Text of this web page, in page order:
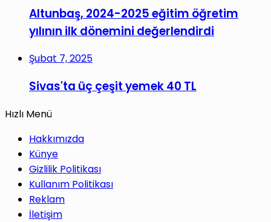
Altunbaş, 2024-2025 eğitim öğretim
yılının ilk dönemini değerlendirdi
Şubat 7, 2025
Sivas'ta üç çeşit yemek 40 TL
Hızlı Menü
Hakkımızda
Künye
Gizlilik Politikası
Kullanım Politikası
Reklam
İletişim